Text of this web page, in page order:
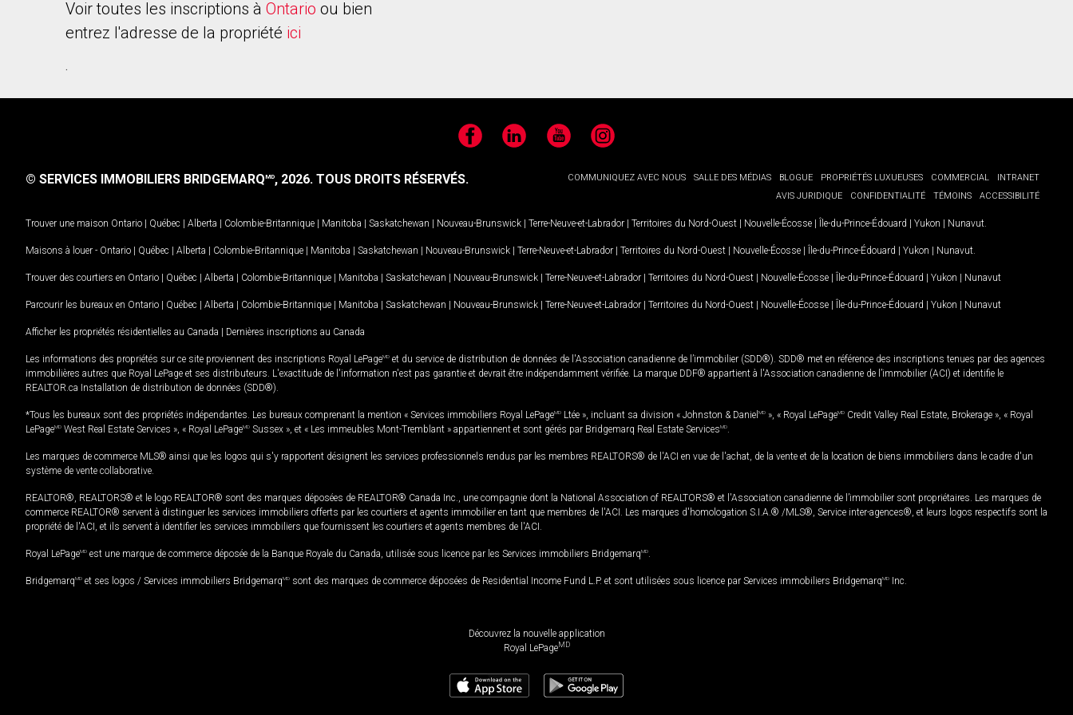
Voir toutes les inscriptions à Ontario ou bien
entrez l'adresse de la propriété ici
.
FacebookLinkedIn YouTubeInstagram
COMMUNIQUEZ AVEC NOUS SALLE DES MÉDIAS BLOGUE PROPRIÉTÉS LUXUEUSES COMMERCIAL
INTRANET
AVIS JURIDIQUE
CONFIDENTIALITÉ TÉMOINS ACCESSIBILITÉ
© SERVICES IMMOBILIERS BRIDGEMARQMD, 2026. TOUS DROITS RÉSERVÉS.
Trouver une maison Ontario | Québec | Alberta | Colombie-Britannique | Manitoba | Saskatchewan | Nouveau-Brunswick | Terre-Neuve-et-Labrador | Territoires du Nord-Ouest | Nouvelle-Écosse | Île-du-Prince-Édouard | Yukon | Nunavut
Maisons à louer - Ontario | Québec | Alberta | Colombie-Britannique | Manitoba | Saskatchewan | Nouveau-Brunswick | Terre-Neuve-et-Labrador | Territoires du Nord-Ouest | Nouvelle-Écosse | Île-du-Prince-Édouard | Yukon | Nunavut
Trouver des courtiers en Ontario | Québec | Alberta | Colombie-Britannique | Manitoba | Saskatchewan | Nouveau-Brunswick | Terre-Neuve-et-Labrador | Territoires du Nord-Ouest | Nouvelle-Écosse | Île-du-Prince-Édouard | Yukon | Nunavut
Parcourir les bureaux en Ontario | Québec | Alberta | Colombie-Britannique | Manitoba | Saskatchewan | Nouveau-Brunswick | Terre-Neuve-et-Labrador | Territoires du Nord-Ouest | Nouvelle-Écosse | Île-du-Prince-Édouard | Yukon | Nunavut
Afficher les propriétés résidentielles au Canada | Dernières inscriptions au Canada
Les informations des propriétés sur ce site proviennent des inscriptions Royal LePageMD et du service de distribution de données de l'Association canadienne de l’immobilier (SDD®). SDD® met en référence des inscriptions tenues par des agences
immobilières autres que Royal LePage et ses distributeurs. L'exactitude de l'information n'est pas garantie et devrait être indépendamment vérifiée. La marque DDF® appartient à l'Association canadienne de l’immobilier (ACI) et identifie le
REALTOR.ca Installation de distribution de données (SDD®).
*Tous les bureaux sont des propriétés indépendantes. Les bureaux comprenant la mention « Services immobiliers Royal LePageMD Ltée », incluant sa division « Johnston & Daniel MD », « Royal LePageMD Credit Valley Real Estate, Brokerage », « Royal
LePageMD West Real Estate Services », « Royal LePageMD Sussex », et « Les immeubles Mont-Tremblant » appartiennent et sont gérés par Bridgemarq Real Estate ServicesMD
Les marques de commerce MLS® ainsi que les logos qui s'y rapportent désignent les services professionnels rendus par les membres REALTORS® de l'ACI en vue de l'achat, de la vente et de la location de biens immobiliers dans le cadre d'un
système de vente collaborative.
REALTOR®, REALTORS® et le logo REALTOR® sont des marques déposées de REALTOR® Canada Inc., une compagnie dont la National Association of REALTORS® et l'Association canadienne de l’immobilier sont propriétaires. Les marques de
commerce REALTOR® servent à distinguer les services immobiliers offerts par les courtiers et agents immobilier en tant que membres de l'ACI. Les marques d'homologation S.I.A.® /MLS®, Service inter-agences®, et leurs logos respectifs sont la
propriété de l'ACI, et ils servent à identifier les services immobiliers que fournissent les courtiers et agents membres de l'ACI.
Royal LePageMD est une marque de commerce déposée de la Banque Royale du Canada, utilisée sous licence par les Services immobiliers BridgemarqMD
BridgemarqMD et ses logos / Services immobiliers BridgemarqMD sont des marques de commerce déposées de Residential Income Fund L.P. et sont utilisées sous licence par Services immobiliers BridgemarqMD Inc.
Découvrez la nouvelle application
Royal LePageMD